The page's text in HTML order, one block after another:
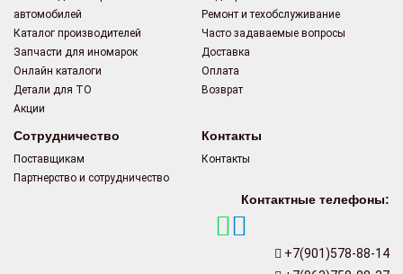
автомобилей
Каталог производителей
Запчасти для иномарок
Онлайн каталоги
Детали для ТО
Акции
Ремонт и техобслуживание
Часто задаваемые вопросы
Доставка
Оплата
Возврат
Сотрудничество
Поставщикам
Партнерство и сотрудничество
Контакты
Контакты
Контактные телефоны:
+7(901)578-88-14